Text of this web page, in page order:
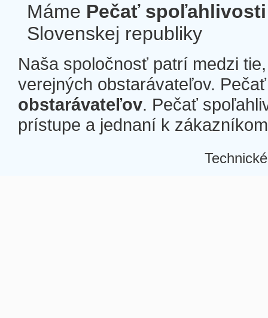
Máme Pečať spoľahlivosti
Slovenskej republiky
Naša spoločnosť patrí medzi
verejných obstarávateľov.
obstarávateľov. Pečať
prístupe a jednaní k